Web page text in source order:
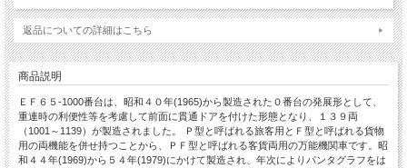
返品についての詳細はこちら
商品説明
ＥＦ６５-1000番台は、昭和４０年(1965)から製造された０番台の発展形として、
重連時の利便性等を考慮して前面に貫通ドアを付けた形態となり、１３９両
（1001～1139）が製造されました。 Ｐ型と呼ばれる旅客用とＦ型と呼ばれる貨物
用の両機能を併せ持つことから、ＰＦ型と呼ばれる客貨両用の万能機関車です。昭
和４４年(1969)から５４年(1979)にかけて製造され、年次によりパンタグラフをは